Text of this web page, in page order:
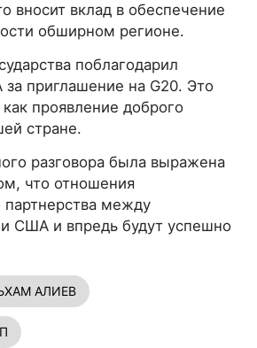
вносит вклад в обеспечение
обширном регионе.
поблагодарил
приглашение на G20. Это
проявление доброго
стране.
разговора была выражена
что отношения
партнерства между
США и впредь будут успешно
АЛИЕВ